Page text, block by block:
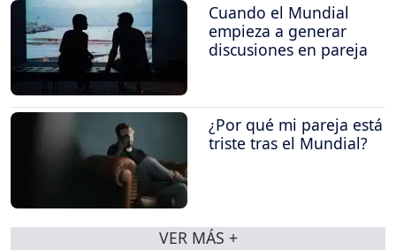
Cuando el Mundial
empieza a generar
discusiones en pareja
¿Por qué mi pareja está
triste tras el Mundial?
VER MÁS +